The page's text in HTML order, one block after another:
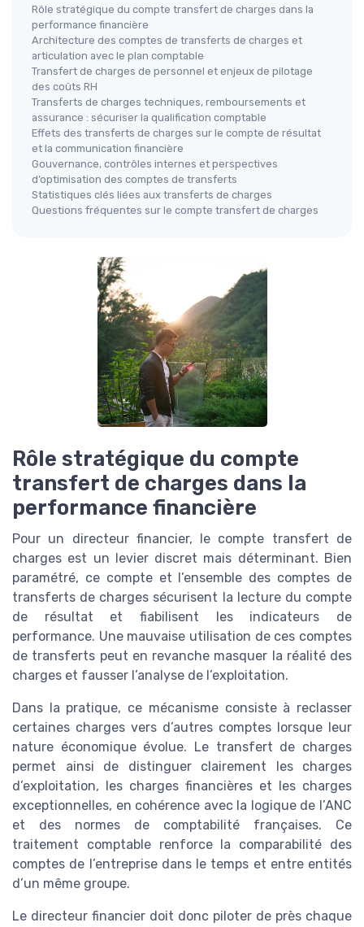
Rôle stratégique du compte transfert de charges dans la
performance financière
Architecture des comptes de transferts de charges et
articulation avec le plan comptable
Transfert de charges de personnel et enjeux de pilotage
des coûts RH
Transferts de charges techniques, remboursements et
assurance : sécuriser la qualification comptable
Effets des transferts de charges sur le compte de résultat
et la communication financière
Gouvernance, contrôles internes et perspectives
d’optimisation des comptes de transferts
Statistiques clés liées aux transferts de charges
Questions fréquentes sur le compte transfert de charges
Rôle stratégique du compte
transfert de charges dans la
performance financière
Pour un directeur financier, le compte transfert de
charges est un levier discret mais déterminant. Bien
paramétré, ce compte et l’ensemble des comptes de
transferts de charges sécurisent la lecture du compte
de résultat et fiabilisent les indicateurs de
performance. Une mauvaise utilisation de ces comptes
de transferts peut en revanche masquer la réalité des
charges et fausser l’analyse de l’exploitation.
Dans la pratique, ce mécanisme consiste à reclasser
certaines charges vers d’autres comptes lorsque leur
nature économique évolue. Le transfert de charges
permet ainsi de distinguer clairement les charges
d’exploitation, les charges financières et les charges
exceptionnelles, en cohérence avec la logique de l’ANC
et des normes de comptabilité françaises. Ce
traitement comptable renforce la comparabilité des
comptes de l’entreprise dans le temps et entre entités
d’un même groupe.
Le directeur financier doit donc piloter de près chaque